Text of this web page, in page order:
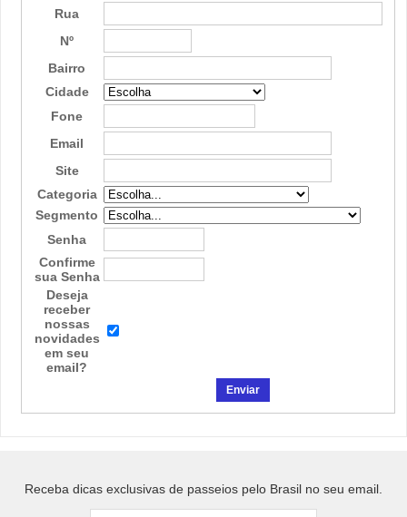
Rua
Nº
Bairro
Cidade
Fone
Email
Site
Categoria
Segmento
Senha
Confirme
sua Senha
Deseja
receber
nossas
novidades
em seu
email?
Receba dicas exclusivas de passeios pelo Brasil no seu email.